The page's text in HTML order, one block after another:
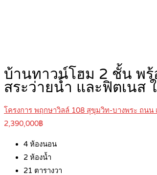
บ้านทาวน์โฮม 2 ชั้น พร้
สระว่ายน้ำ และฟิตเนส
โครงการ พฤกษาวิลล์ 108 สุขุมวิท-บางพระ ถนน
2,390,000฿
4 ห้องนอน
2 ห้องน้ำ
21 ตารางวา